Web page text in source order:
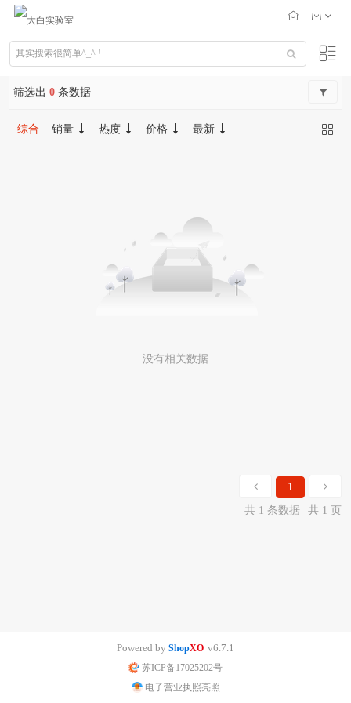
筛选出 0 条数据
综合 销量 热度 价格 最新
没有相关数据
1
共 1 条数据
共 1 页
Powered by ShopXO v6.7.1
苏ICP备17025202号
电子营业执照亮照